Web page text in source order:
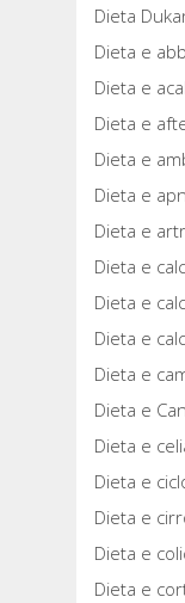
Dieta
Dieta e
Dieta e
Dieta e
Dieta e
Dieta e
Dieta e
Dieta e
Dieta e
Dieta e
Dieta e
Dieta e
Dieta e
Dieta e
Dieta e
Dieta e
Dieta e